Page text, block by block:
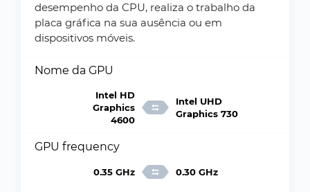
desempenho da CPU, realiza o trabalho da
placa gráfica na sua ausência ou em
dispositivos móveis.
Nome da GPU
Intel HD
Graphics
4600
Intel UHD
Graphics 730
GPU frequency
0.35 GHz 0.30 GHz